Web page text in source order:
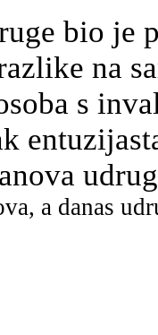
bio je
na
s
a danas